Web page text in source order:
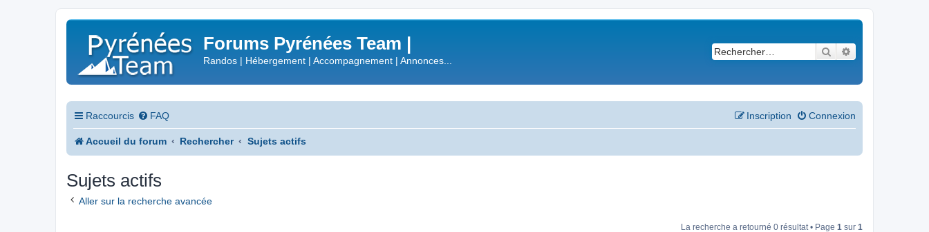
Forums Pyrénées Team |
Randos | Hébergement | Accompagnement | Annonces...
Rechercher
Raccourcis FAQ Connexion
Inscription
Accueil du forum Rechercher Sujets actifs
Sujets actifs
Aller sur la recherche avancée
La recherche a retourné 0 résultat • Page 1 sur 1